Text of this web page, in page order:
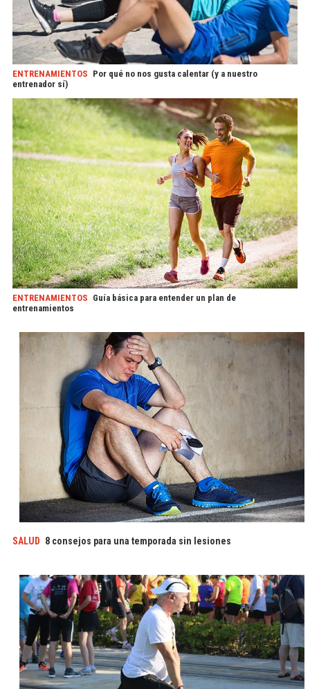
ENTRENAMIENTOS Por qué no nos gusta calentar (y a nuestro
entrenador sí)
ENTRENAMIENTOS Guía básica para entender un plan de
entrenamientos
SALUD 8 consejos para una temporada sin lesiones